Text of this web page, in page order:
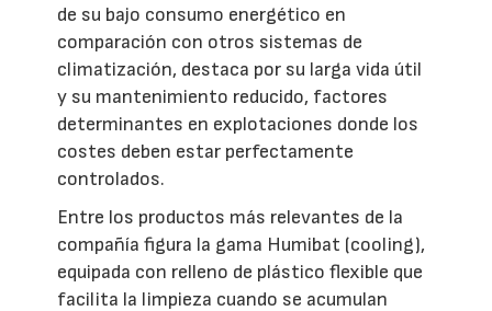
de su bajo consumo energético en
comparación con otros sistemas de
climatización, destaca por su larga vida útil
y su mantenimiento reducido, factores
determinantes en explotaciones donde los
costes deben estar perfectamente
controlados.
Entre los productos más relevantes de la
compañía figura la gama Humibat (cooling),
equipada con relleno de plástico flexible que
facilita la limpieza cuando se acumulan